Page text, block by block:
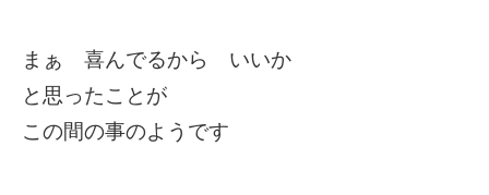
まぁ 喜んでるから いいか
と思ったことが
この間の事のようです